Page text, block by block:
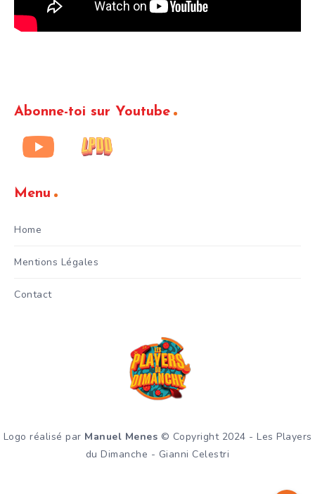
Abonne-toi sur Youtube
Menu
Home
Mentions Légales
Contact
Logo réalisé par Manuel Menes © Copyright 2024 - Les Players
du Dimanche - Gianni Celestri